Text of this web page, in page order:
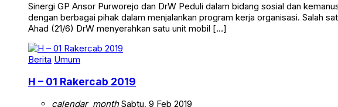
Sinergi GP Ansor Purworejo dan DrW Peduli dalam bidang sosial dan
dengan berbagai pihak dalam menjalankan program kerja organisasi. Salah
Ahad (21/6) DrW menyerahkan satu unit mobil […]
Berita Umum
H – 01 Rakercab 2019
calendar_monthSabtu, 9 Feb 2019